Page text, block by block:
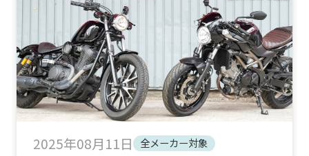
2025年08月11日 全メーカー対象